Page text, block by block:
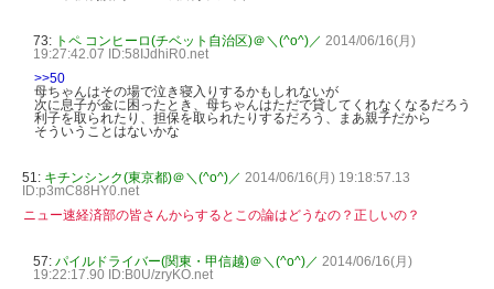
73: トペ コンヒーロ(チベット自治区)＠＼(^o^)／ 2014/06/16(月)
19:27:42.07 ID:58IJdhiR0.net
>>50
母ちゃんはその場で泣き寝入りするかもしれないが
次に息子が金に困ったとき、母ちゃんはただで貸してくれなくなるだろう
利子を取られたり、担保を取られたりするだろう、まあ親子だから
そういうことはないかな
51: キチンシンク(東京都)＠＼(^o^)／ 2014/06/16(月) 19:18:57.13
ID:p3mC88HY0.net
ニュー速経済部の皆さんからするとこの論はどうなの？正しいの？
57: パイルドライバー(関東・甲信越)＠＼(^o^)／ 2014/06/16(月)
19:22:17.90 ID:B0U/zryKO.net